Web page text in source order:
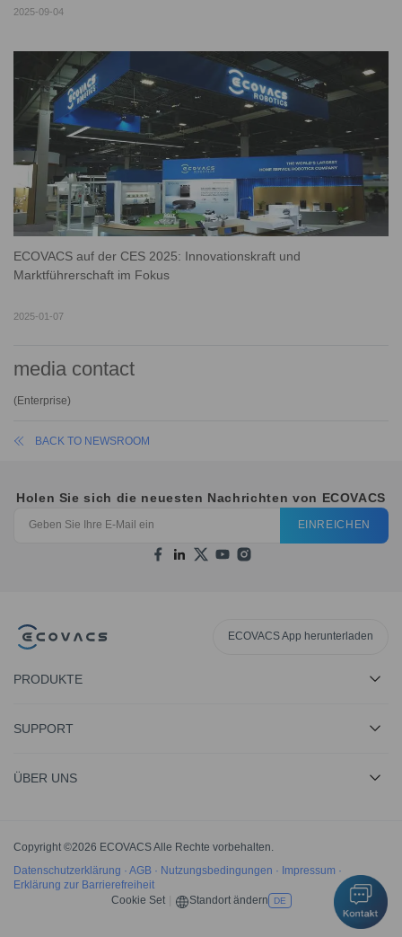
2025-09-04
ECOVACS auf der CES 2025: Innovationskraft und
Marktführerschaft im Fokus
2025-01-07
media contact
(Enterprise)
BACK TO NEWSROOM
Holen Sie sich die neuesten Nachrichten von ECOVACS
EINREICHEN
ECOVACS App herunterladen
PRODUKTE
SUPPORT
ÜBER UNS
Copyright ©2026 ECOVACS Alle Rechte vorbehalten.
Datenschutzerklärung · AGB · Nutzungsbedingungen · Impressum ·
Erklärung zur Barrierefreiheit
Cookie Set
Standort ändern DE